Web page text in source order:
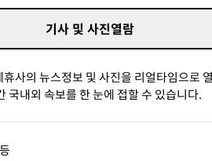
기사 및 사진열람
사의 뉴스정보 및 사진을 리얼타임으로
국내외 속보를 한 눈에 접할 수 있습니다.